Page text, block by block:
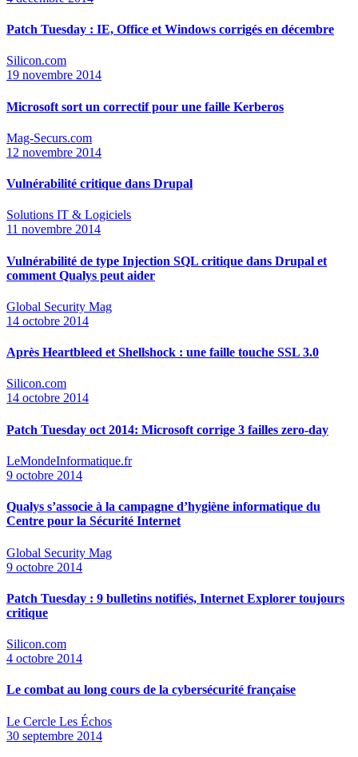
Patch Tuesday : IE, Office et Windows corrigés en décembre
Silicon.com
19 novembre 2014
Microsoft sort un correctif pour une faille Kerberos
Mag-Securs.com
12 novembre 2014
Vulnérabilité critique dans Drupal
Solutions IT & Logiciels
11 novembre 2014
Vulnérabilité de type Injection SQL critique dans Drupal et
comment Qualys peut aider
Global Security Mag
14 octobre 2014
Après Heartbleed et Shellshock : une faille touche SSL 3.0
Silicon.com
14 octobre 2014
Patch Tuesday oct 2014: Microsoft corrige 3 failles zero-day
LeMondeInformatique.fr
9 octobre 2014
Qualys s’associe à la campagne d’hygiène informatique du
Centre pour la Sécurité Internet
Global Security Mag
9 octobre 2014
Patch Tuesday : 9 bulletins notifiés, Internet Explorer toujours
critique
Silicon.com
4 octobre 2014
Le combat au long cours de la cybersécurité française
Le Cercle Les Échos
30 septembre 2014